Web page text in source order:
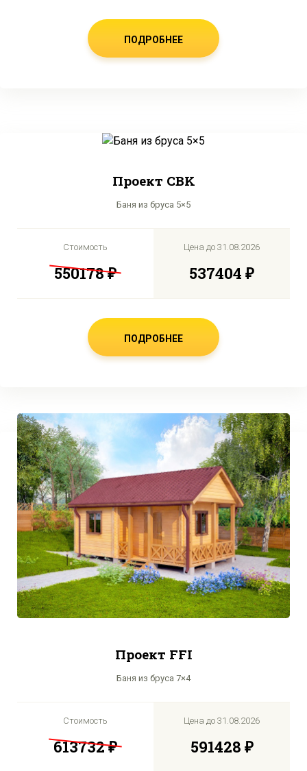
ПОДРОБНЕЕ
Проект CBK
Баня из бруса 5×5
Стоимость
550178 ₽
Цена до 31.08.2026
537404 ₽
ПОДРОБНЕЕ
Проект FFI
Баня из бруса 7×4
Стоимость
613732 ₽
Цена до 31.08.2026
591428 ₽